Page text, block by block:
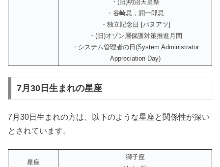
・(旧)明治天皇祭
・谷崎忌，潤一郎忌
・独立記念日 [バヌアツ]
・(旧)オゾン層保護対策推進月間
・システム管理者の日(System Administrator
Appreciation Day)
7月30日生まれの星座
7月30日生まれの方は、以下のような星座と関係性が深い
とされています。
星座
獅子座